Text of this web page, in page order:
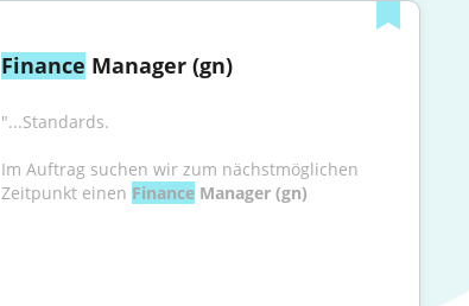
Finance Manager (gn)
"...Standards.
Im Auftrag suchen wir zum nächstmöglichen
Zeitpunkt einen Finance Manager (gn)